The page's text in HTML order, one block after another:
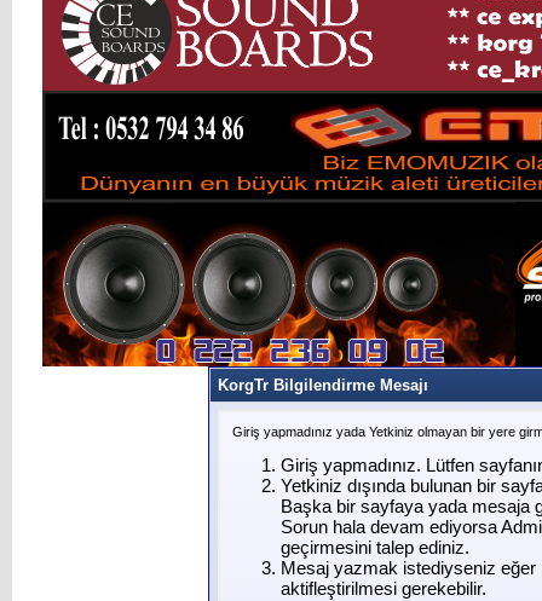
KorgTr Bilgilendirme Mesajı
Giriş yapmadınız yada Yetkiniz olmayan bir yere
Giriş yapmadınız. Lütfen
Yetkiniz dışında bulunan bir
Başka bir sayfaya yada mesaja
Sorun hala devam ediyorsa
geçirmesini talep ediniz.
Mesaj yazmak istediyseniz eğer
aktifleştirilmesi gerekebilir.